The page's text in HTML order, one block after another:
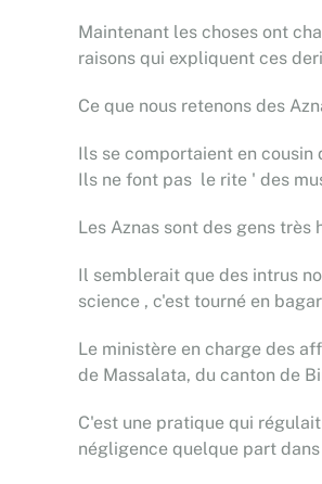
Maintenant les choses ont
raisons qui expliquent ces
Ce que nous retenons des
Ils se comportaient en cousin
Ils ne font pas le rite ' des
Les Aznas sont des gens
Il semblerait que des intrus
science , c'est tourné en
Le ministère en charge des
de Massalata, du canton de
C'est une pratique qui
négligence quelque part